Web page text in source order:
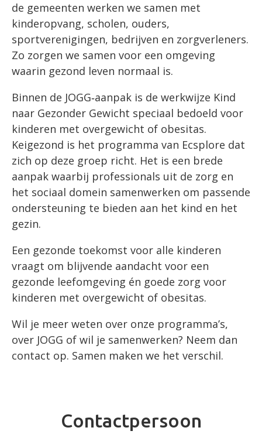
de gemeenten werken we samen met
kinderopvang, scholen, ouders,
sportverenigingen, bedrijven en zorgverleners.
Zo zorgen we samen voor een omgeving
waarin gezond leven normaal is.
Binnen de JOGG‑aanpak is de werkwijze Kind
naar Gezonder Gewicht speciaal bedoeld voor
kinderen met overgewicht of obesitas.
Keigezond is het programma van Ecsplore dat
zich op deze groep richt. Het is een brede
aanpak waarbij professionals uit de zorg en
het sociaal domein samenwerken om passende
ondersteuning te bieden aan het kind en het
gezin.
Een gezonde toekomst voor alle kinderen
vraagt om blijvende aandacht voor een
gezonde leefomgeving én goede zorg voor
kinderen met overgewicht of obesitas.
Wil je meer weten over onze programma’s,
over JOGG of wil je samenwerken? Neem dan
contact op. Samen maken we het verschil.
Contactpersoon